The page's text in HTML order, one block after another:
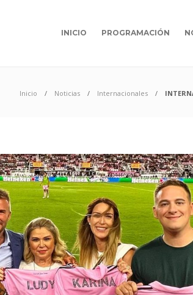
INICIO PROGRAMACIÓN
Inicio Noticias Internacionales